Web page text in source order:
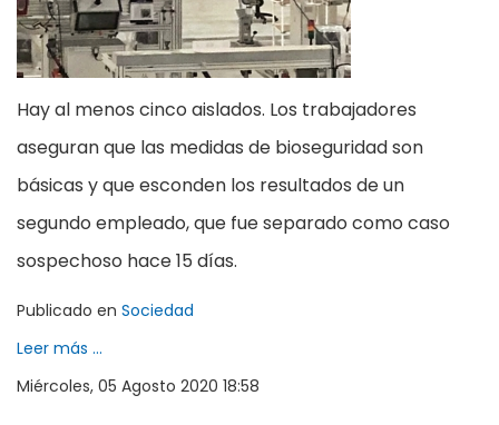
Hay al menos cinco aislados. Los trabajadores
aseguran que las medidas de bioseguridad son
básicas y que esconden los resultados de un
segundo empleado, que fue separado como caso
sospechoso hace 15 días.
Publicado en Sociedad
Leer más ...
Miércoles, 05 Agosto 2020 18:58